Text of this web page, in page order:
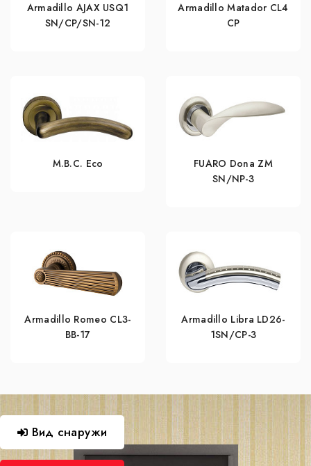
Armadillo AJAX USQ1
SN/CP/SN-12
Armadillo Matador CL4
СР
M.B.C. Eco
FUARO Dona ZM
SN/NP-3
Armadillo Romeo CL3-
BB-17
Armadillo Libra LD26-
1SN/CP-3
Вид снаружи